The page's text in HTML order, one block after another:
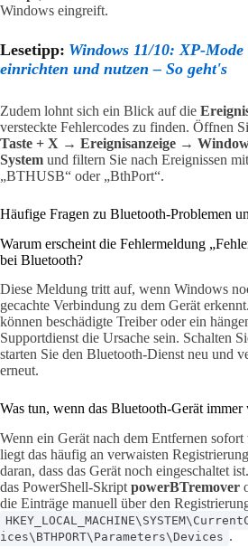
Windows eingreift.
Lesetipp: Windows 11/10: XP-
einrichten und nutzen – So geht's
Zudem lohnt sich ein Blick auf die
versteckte Fehlercodes zu finden. Öffnen
Taste + X → Ereignisanzeige →
System und filtern Sie nach Ereignissen
„BTHUSB“ oder „BthPort“.
Häufige Fragen zu Bluetooth-Problemen
Warum erscheint die Fehlermeldung
bei Bluetooth?
Diese Meldung tritt auf, wenn Windows
gecachte Verbindung zu dem Gerät
können beschädigte Treiber oder ein
Supportdienst die Ursache sein. Schalten
starten Sie den Bluetooth-Dienst neu und
erneut.
Was tun, wenn das Bluetooth-Gerät immer
Wenn ein Gerät nach dem Entfernen sofort
liegt das häufig an verwaisten
daran, dass das Gerät noch eingeschaltet
das PowerShell-Skript powerBTremover
die Einträge manuell über den
ices\BTHPORT\Parameters\Devices .